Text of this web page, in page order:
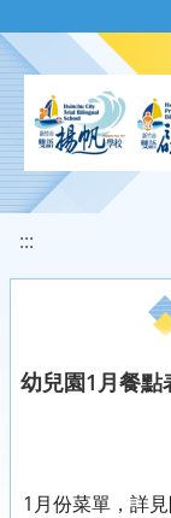
:::
幼兒園1月餐點
1月份菜單，詳